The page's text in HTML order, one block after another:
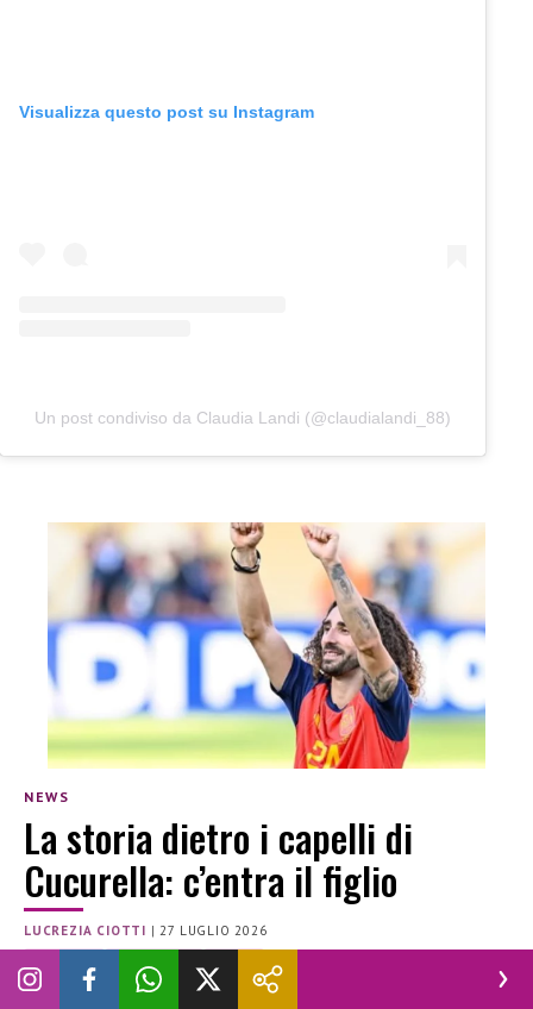
Visualizza questo post su Instagram
Un post condiviso da Claudia Landi (@claudialandi_88)
NEWS
La storia dietro i capelli di
Cucurella: c’entra il figlio
LUCREZIA CIOTTI |27 LUGLIO 2026
AUTISMO CALCIATORE FIGLIO